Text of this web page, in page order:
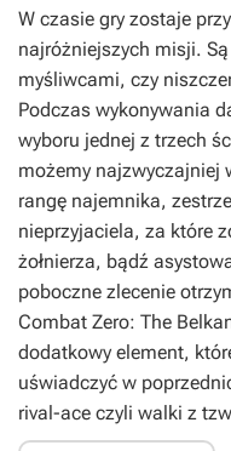
W czasie gry zostaje
najróżniejszych misji.
myśliwcami, czy
Podczas wykonywania
wyboru jednej z trzech
możemy najzwyczajniej
rangę najemnika,
nieprzyjaciela, za które
żołnierza, bądź
poboczne zlecenie
Combat Zero: The
dodatkowy element,
uświadczyć w
rival-ace czyli walki z